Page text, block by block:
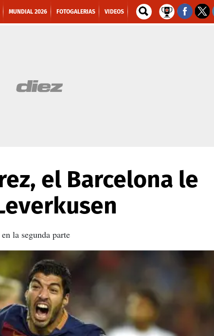
MUNDIAL 2026 FOTOGALERIAS VIDEOS
el Barcelona le
la segunda parte